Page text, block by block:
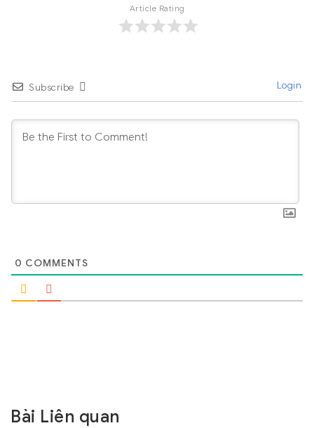
Article Rating
Subscribe Login
0 COMMENTS
Bài Liên quan